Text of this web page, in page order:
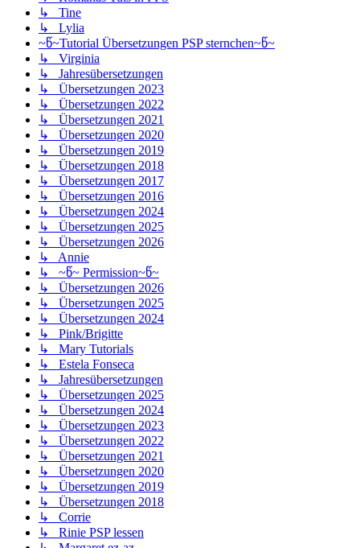
↳ Tine
↳ Lylia
~წ~Tutorial Übersetzungen PSP sternchen~წ~
↳ Virginia
↳ Jahresübersetzungen
↳ Übersetzungen 2023
↳ Übersetzungen 2022
↳ Übersetzungen 2021
↳ Übersetzungen 2020
↳ Übersetzungen 2019
↳ Übersetzungen 2018
↳ Übersetzungen 2017
↳ Übersetzungen 2016
↳ Übersetzungen 2024
↳ Übersetzungen 2025
↳ Übersetzungen 2026
↳ Annie
↳ ~წ~ Permission~წ~
↳ Übersetzungen 2026
↳ Übersetzungen 2025
↳ Übersetzungen 2024
↳ Pink/Brigitte
↳ Mary Tutorials
↳ Estela Fonseca
↳ Jahresübersetzungen
↳ Übersetzungen 2025
↳ Übersetzungen 2024
↳ Übersetzungen 2023
↳ Übersetzungen 2022
↳ Übersetzungen 2021
↳ Übersetzungen 2020
↳ Übersetzungen 2019
↳ Übersetzungen 2018
↳ Corrie
↳ Rinie PSP lessen